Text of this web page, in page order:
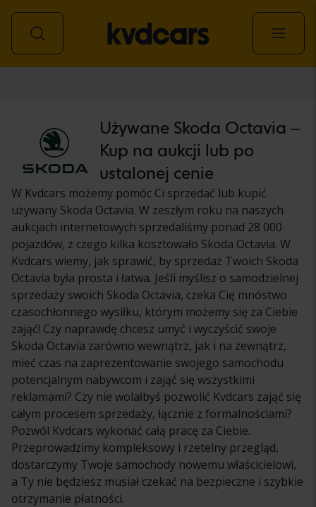
Używane Skoda Octavia –
Kup na aukcji lub po
ustalonej cenie
W Kvdcars możemy pomóc Ci sprzedać lub kupić
używany Skoda Octavia. W zeszłym roku na naszych
aukcjach internetowych sprzedaliśmy ponad 28 000
pojazdów, z czego kilka kosztowało Skoda Octavia. W
Kvdcars wiemy, jak sprawić, by sprzedaż Twoich Skoda
Octavia była prosta i łatwa. Jeśli myślisz o samodzielnej
sprzedaży swoich Skoda Octavia, czeka Cię mnóstwo
czasochłonnego wysiłku, którym możemy się za Ciebie
zająć! Czy naprawdę chcesz umyć i wyczyścić swoje
Skoda Octavia zarówno wewnątrz, jak i na zewnątrz,
mieć czas na zaprezentowanie swojego samochodu
potencjalnym nabywcom i zająć się wszystkimi
reklamami? Czy nie wolałbyś pozwolić Kvdcars zająć się
całym procesem sprzedaży, łącznie z formalnościami?
Pozwól Kvdcars wykonać całą pracę za Ciebie.
Przeprowadzimy kompleksowy i rzetelny przegląd,
dostarczymy Twoje samochody nowemu właścicielowi,
a Ty nie będziesz musiał czekać na bezpieczne i szybkie
otrzymanie płatności.